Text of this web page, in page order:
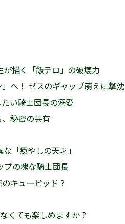
描く「飯テロ」の破壊力
へ！ ゼスのギャップ萌えに撃沈
い騎士団長の溺愛
、秘密の共有
「癒やしの天才」
プの塊な騎士団長
キューピッド？
くても楽しめますか？